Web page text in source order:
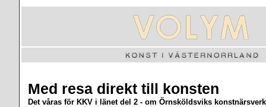
Med resa direkt till konsten
Det våras för KKV i länet del 2 - om Örnsköldsviks